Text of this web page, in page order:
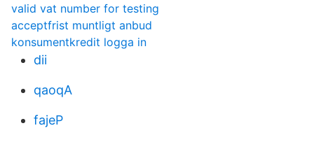
valid vat number for testing
acceptfrist muntligt anbud
konsumentkredit logga in
dii
qaoqA
fajeP